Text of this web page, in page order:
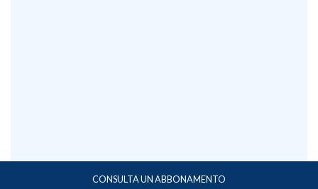
CONSULTA UN ABBONAMENTO